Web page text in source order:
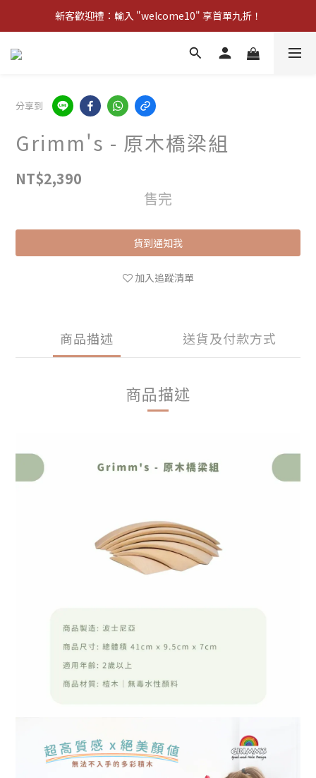
新客歡迎禮：輸入 "welcome10" 享首單九折！
新客歡迎禮：輸入 "welcome10" 享首單九折！
Pom d'Api 畢業特典 · 全品項買一送一
分享到
Grimm's - 原木橋梁組
NT$2,390
售完
貨到通知我
加入追蹤清單
商品描述 送貨及付款方式
商品描述